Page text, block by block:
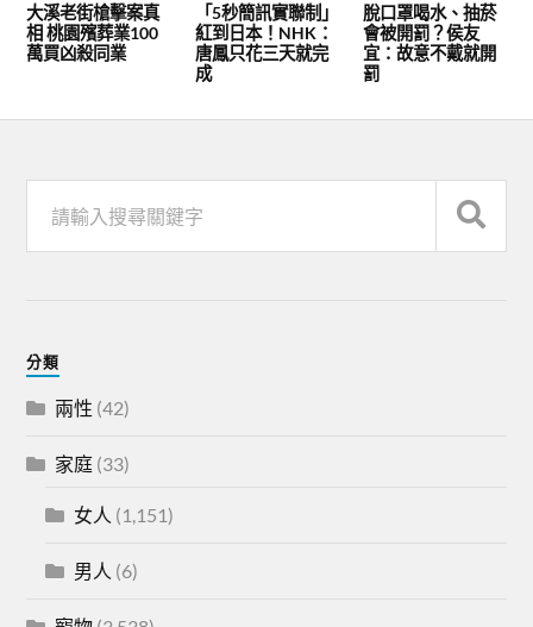
大溪老街槍擊案真
相 桃園殯葬業100
萬買凶殺同業
「5秒簡訊實聯制」
紅到日本！NHK：
唐鳳只花三天就完
成
脫口罩喝水、抽菸
會被開罰？侯友
宜：故意不戴就開
罰
分類
兩性 (42)
家庭 (33)
女人 (1,151)
男人 (6)